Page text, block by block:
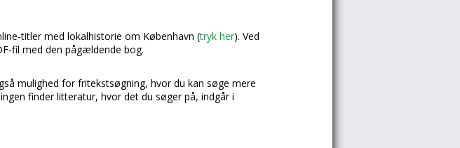
titler med lokalhistorie om København (tryk her). Ved
fil med den pågældende bog.
mulighed for fritekstsøgning, hvor du kan søge mere
finder litteratur, hvor det du søger på, indgår i